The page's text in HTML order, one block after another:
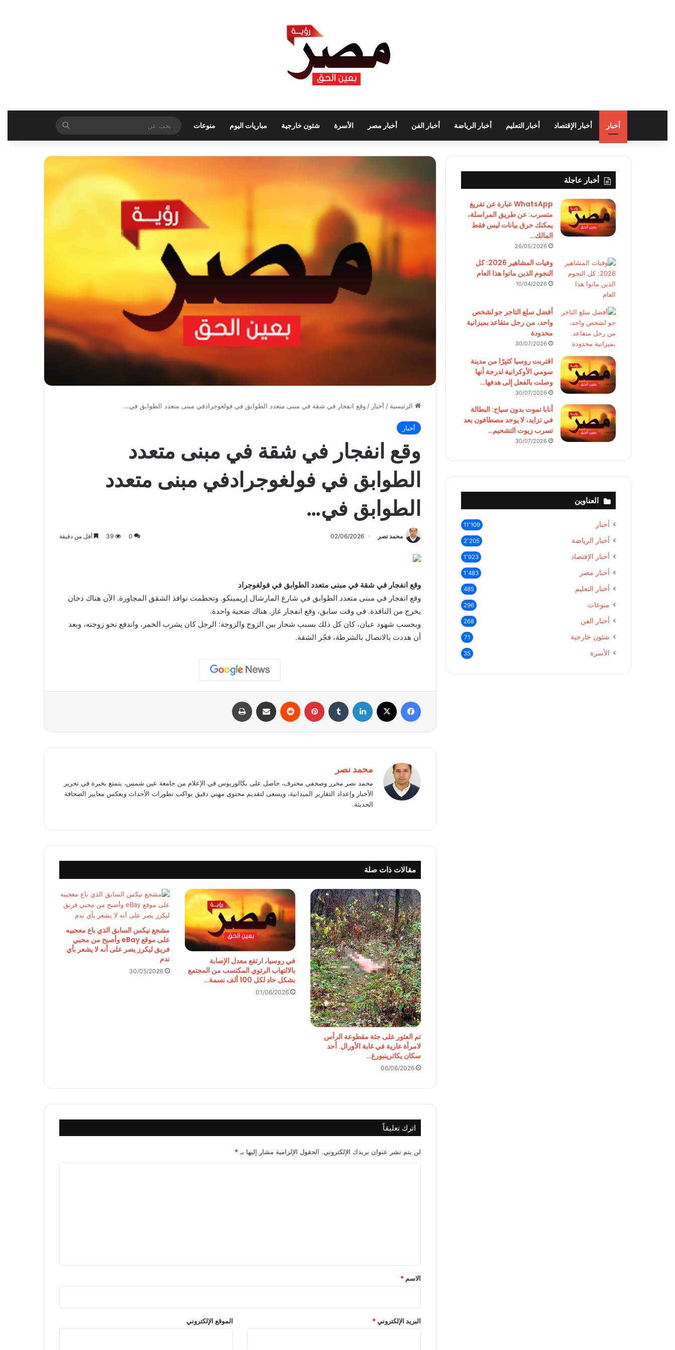
أخبار أخبار الإقتصاد أخبار التعليم أخبار الرياضة أخبار الفن أخبار مصر الأسرة شئون خارجية مباريات اليوم منوعات
بحث
عن
الرئيسية / أخبار / وقع انفجار في شقة في مبنى متعدد الطوابق في فولغوجرادفي مبنى متعدد الطوابق في…
أخبار
وقع انفجار في شقة في مبنى متعدد
الطوابق في فولغوجرادفي مبنى متعدد
الطوابق في…
محمد نصر 02/06/2026
0
39 أقل من دقيقة
وقع انفجار في شقة في مبنى متعدد الطوابق في فولغوجراد
وقع انفجار في مبنى متعدد الطوابق في شارع المارشال إريمينكو. وتحطمت نوافذ الشقق المجاورة. الآن هناك دخان
يخرج من النافذة. في وقت سابق، وقع انفجار غاز. هناك ضحية واحدة.
وبحسب شهود عيان، كان كل ذلك بسبب شجار بين الزوج والزوجة: الرجل كان يشرب الخمر، واندفع نحو زوجته، وبعد
أن هددت بالاتصال بالشرطة، فجّر الشقة.
فيسبوك لينكدإن بينتيريست مشاركة عبر البريد
محمد نصر
محمد نصر محرر وصحفي محترف، حاصل على بكالوريوس في الإعلام من جامعة عين شمس، يتمتع بخبرة في تحرير
الأخبار وإعداد التقارير الميدانية، ويسعى لتقديم محتوى مهني دقيق يواكب تطورات الأحداث ويعكس معايير الصحافة
الحديثة.
مقالات ذات صلة
تم العثور على جثة مقطوعة الرأس
لامرأة عارية في غابة الأورال. أحد
سكان يكاترينبورغ…
06/06/2026
في روسيا، ارتفع معدل الإصابة
بالالتهاب الرئوي المكتسب من المجتمع
بشكل حاد لكل 100 ألف نسمة…
01/06/2026
مشجع نيكس السابق الذي باع معجبيه
على موقع eBay وأصبح من محبي
فريق ليكرز يصر على أنه لا يشعر بأي
ندم
30/05/2026
اترك تعليقاً
لن يتم نشر عنوان بريدك الإلكتروني. الحقول الإلزامية مشار إليها بـ *
*
الاسم *
البريد الإلكتروني* الموقع الإلكتروني
أخبار عاجلة
WhatsApp عبارة عن تفريغ
متسرب: عن طريق المراسلة،
يمكنك حرق بيانات ليس فقط
المالك…
26/05/2026
وفيات المشاهير 2026: كل
النجوم الذين ماتوا هذا العام
10/04/2026
أفضل سلع التاجر جو لشخص
واحد، من رجل متقاعد بميزانية
محدودة
30/07/2026
اقتربت روسيا كثيرًا من مدينة
سومي الأوكرانية لدرجة أنها
وصلت بالفعل إلى هدفها…
30/07/2026
أنابا تموت بدون سياح: البطالة
في تزايد، لا يوجد مصطافون بعد
تسرب زيوت التشحيم…
30/07/2026
العناوين
أخبار 11٬109
أخبار الرياضة 2٬205
أخبار الإقتصاد 1٬923
أخبار مصر 1٬483
أخبار التعليم 485
منوعات 296
أخبار الفن 268
شئون خارجية 71
الأسرة 35